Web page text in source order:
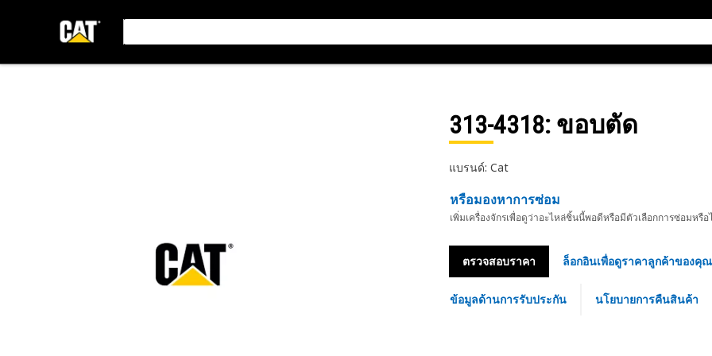
313-4318: ขอบตัด
แบรนด์: Cat
หรือมองหาการซ่อม
เพิ่มเครื่องจักรเพื่อดูว่าอะไหล่ชิ้นนี้พอดีหรือมีตัวเลือกการซ่อมหรือ
ตรวจสอบราคา ล็อกอินเพื่อดูราคาลูกค้าของคุณ
ข้อมูลด้านการรับประกัน นโยบายการคืนสินค้า